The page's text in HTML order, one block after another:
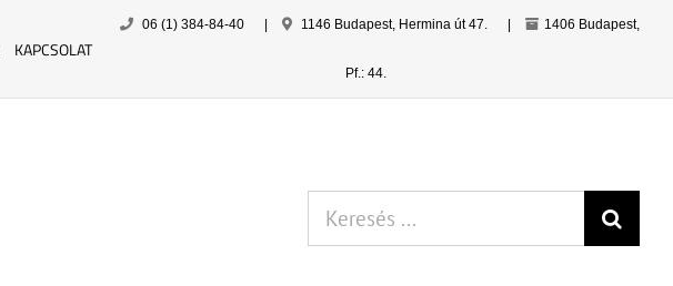
KAPCSOLAT
06 (1) 384-84-40 1146 Budapest, Hermina út 47. 1406 Budapest,
Pf.: 44.